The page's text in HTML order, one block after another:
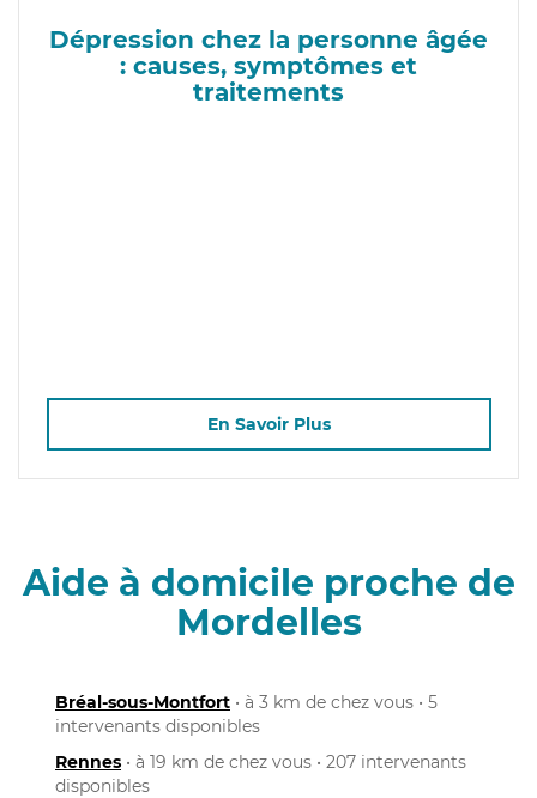
Dépression chez la personne âgée
: causes, symptômes et
traitements
En Savoir Plus
Aide à domicile proche de
Mordelles
Bréal-sous-Montfort • à 3 km de chez vous • 5
intervenants disponibles
Rennes • à 19 km de chez vous • 207 intervenants
disponibles